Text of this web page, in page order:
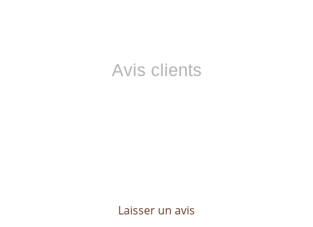
Avis clients
Laisser un avis